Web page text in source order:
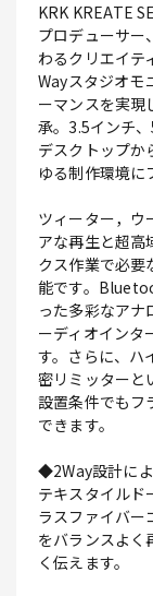
KRK KREATE
プロデューサー
わるクリエイテ
Wayスタジオモ
ーマンスを実現
承。3.5インチ
デスクトップか
ゆる制作環境に
ツィーター，ウ
アな再生と超高
クス作業で必要
能です。
った多彩なア
ーディオインタ
す。さらに、ハ
密リミッターと
設置条件でもフ
できます。
◆2Way設計に
テキスタイルド
ラスファイバー
をバランスよく
く伝えます。